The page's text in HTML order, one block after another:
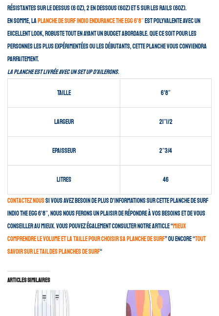
résistantes sur le dessus (6 OZ), 2 en dessous (6OZ) et 5 sur les rails (6OZ).
En somme, la planche de surf Indio Endurance The Egg 6’8″ est polyvalente avec un
excellent look, robuste tout en ayant un budget abordable.Que ce soit pour les
personnes les plus expérimentées ou les débutants, cette planche vous conviendra
parfaitement.
La planche est livrée avec un set up d’ailerons.
Taille 6’8″
Largeur 21″1/2
Epaisseur 2″3/4
Litres 46
Contactez noussi vous avez besoin de plus d’informations sur cette planche de surf
Indio The Egg 6’8″, nous nous ferons un plaisir de répondre à vos besoins et de vous
conseiller au mieux. Vous pouvez également consulter notre article “mieux
comprendre le volume et la taille pour choisir sa planche de surf” ou encore “Tout
savoir sur le tail des planches de surf“
Articles similaires